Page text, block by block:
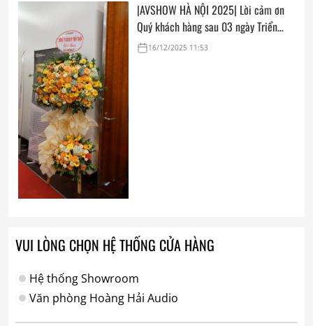
|AVSHOW HÀ NỘI 2025| Lời cảm ơn
Quý khách hàng sau 03 ngày Triển
lãm16/12/2025 11:53
VUI LÒNG CHỌN HỆ THỐNG CỬA HÀNG
Hệ thống Showroom
Văn phòng Hoàng Hải Audio